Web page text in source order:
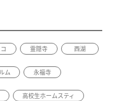
霊隠寺 西湖
ム 永福寺
高校生ホームスティ